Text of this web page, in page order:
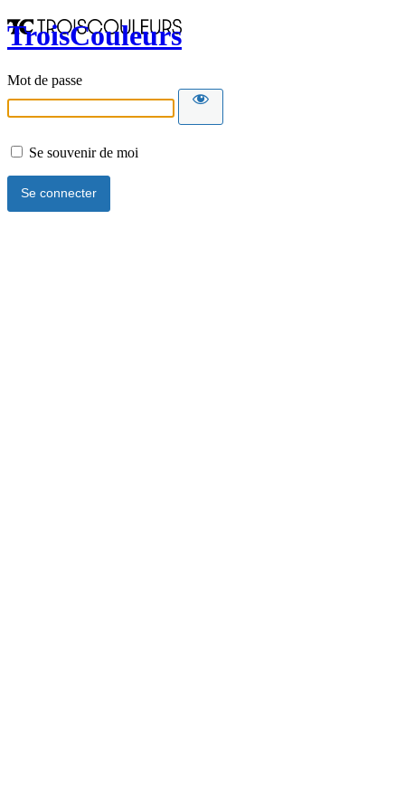
TroisCouleurs
Mot de passe
Se souvenir de moi